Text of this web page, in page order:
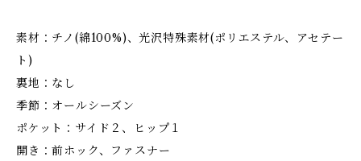
素材：チノ(綿100%)、光沢特殊素材(ポリエステル、アセテー
ト)
裏地：なし
季節：オールシーズン
ポケット：サイド２、ヒップ１
開き：前ホック、ファスナー